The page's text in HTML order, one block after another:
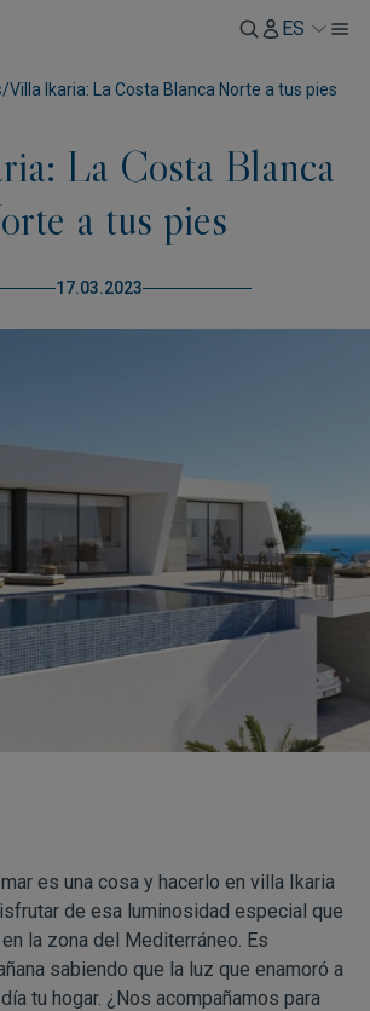
ES
/Villa Ikaria: La Costa Blanca Norte a tus pies
La Costa Blanca
a tus pies
17.03.2023
es una cosa y hacerlo en villa Ikaria
de esa luminosidad especial que
la zona del Mediterráneo. Es
sabiendo que la luz que enamoró a
tu hogar. ¿Nos acompañamos para